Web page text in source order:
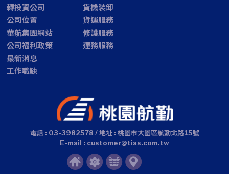
轉投資公司
公司位置
華航集團網站
公司福利政策
最新消息
工作職缺
貨機裝卸
貨運服務
修護服務
運務服務
電話 : 03-3982578 / 地址 : 桃園市大園區航勤北路15號
E-mail : customer@tias.com.tw